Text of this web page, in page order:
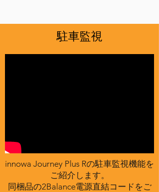
駐車監視
innowa Journey Plus Rの駐車監視機能を
ご紹介します。
同梱品の2Balance電源直結コードをご